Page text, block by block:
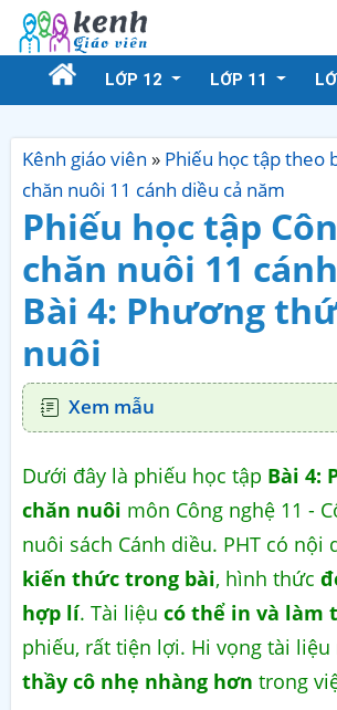
LỚP 12 LỚP 11
Kênh giáo viên » Phiếu học tập theo
chăn nuôi 11 cánh diều cả năm
Phiếu học tập
chăn nuôi 11
Bài 4: Phương
nuôi
Xem mẫu
Dưới đây là phiếu học tập Bài 4:
chăn nuôi môn Công nghệ 11 -
nuôi sách Cánh diều. PHT có nội
kiến thức trong bài, hình thức
hợp lí. Tài liệu có thể in và làm
phiếu, rất tiện lợi. Hi vọng tài liệu
thầy cô nhẹ nhàng hơn trong